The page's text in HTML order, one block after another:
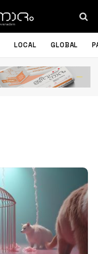
LOCAL GLOBAL